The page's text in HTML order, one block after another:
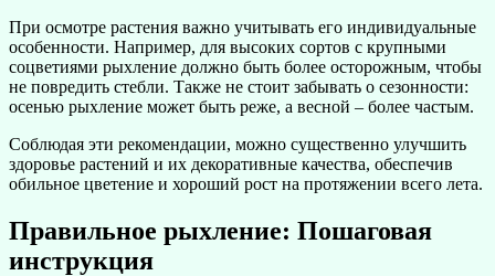
При осмотре растения важно учитывать его индивидуальные
особенности. Например, для высоких сортов с крупными
соцветиями рыхление должно быть более осторожным, чтобы
не повредить стебли. Также не стоит забывать о сезонности:
осенью рыхление может быть реже, а весной – более частым.
Соблюдая эти рекомендации, можно существенно улучшить
здоровье растений и их декоративные качества, обеспечив
обильное цветение и хороший рост на протяжении всего лета.
Правильное рыхление: Пошаговая
инструкция